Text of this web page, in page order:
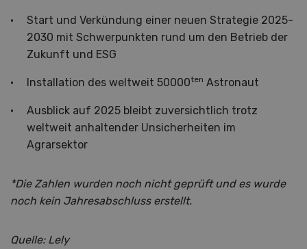
Start und Verkündung einer neuen Strategie 2025-
2030 mit Schwerpunkten rund um den Betrieb der
Zukunft und ESG
Installation des weltweit 50000ten Astronaut
Ausblick auf 2025 bleibt zuversichtlich trotz
weltweit anhaltender Unsicherheiten im
Agrarsektor
*Die Zahlen wurden noch nicht geprüft und es wurde
noch kein Jahresabschluss erstellt.
Quelle: Lely